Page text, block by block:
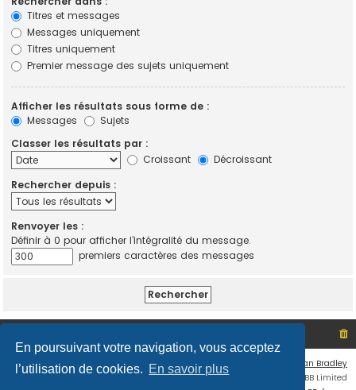
En poursuivant votre navigation, vous acceptez
l’utilisation de cookies. En savoir plus
Titres et messages
Messages uniquement
Titres uniquement
Premier message des sujets uniquement
Afficher les résultats sous forme de :
Messages
Sujets
Classer les résultats par :
Croissant
Décroissant
Rechercher depuis :
Renvoyer les :
Définir à 0 pour afficher l’intégralité du message.
premiers caractères des messages
Ian Bradley
Développé parphpBB® Forum Software © phpBB Limited